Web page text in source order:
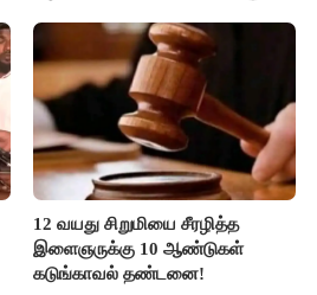
12 வயது சிறுமியை சீரழித்த
இளைஞருக்கு 10 ஆண்டுகள்
கடுங்காவல் தண்டனை!